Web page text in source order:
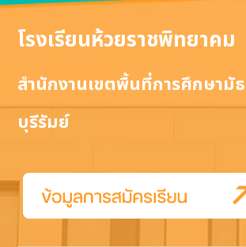
โรงเรียนห้วยราชพิทยาคม
สำนักงานเขตพื้นที่การศึกษามั
บุรีรัมย์